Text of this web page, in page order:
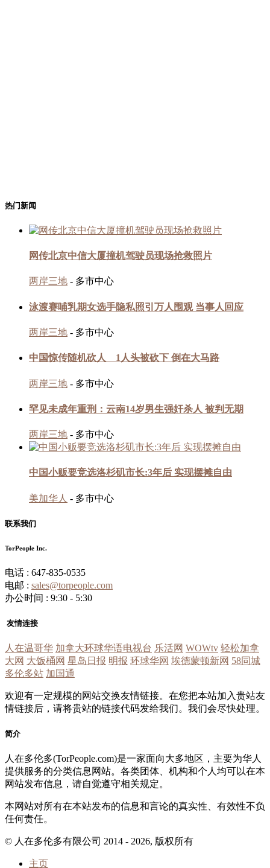
热门新闻
网传北京中信大厦撞机驾驶员现场抢救照片
两岸三地 - 多市中心
泳渡赛哺乳期女选手隐私照引万人围观 当事人回应
两岸三地 - 多市中心
中国惊传随机砍人 1人头被砍下 倒在大马路
两岸三地 - 多市中心
罕见未成年重刑：云南14岁男生强奸杀人 被判无期
两岸三地 - 多市中心
中国小贩要竞选洛杉矶市长:3年后 实现摆摊自由
美加华人 - 多市中心
联系我们
TorPeople Inc.
电话 : 647-835-0535
电邮 : sales@torpeople.com
办公时间 : 9:30 - 5:30
友情连接
人在温哥华 加拿大环球华语电视台 乐活网 WOWtv 轻松加拿
大网 大饭桶网 星岛日报 明报 环球华网 埃德蒙顿新网 58同城
多伦多站 加国通
欢迎有一定规模的网站交换友情链接。在您把本站加入贵站友
情链接后，请将贵站的链接代码发给我们。我们会尽快处理。
简介
人在多伦多(TorPeople.com)是一家面向大多地区，主要为华人
提供服务的分类信息网站。各类团体、机构和个人均可以在本
网站发布信息，请自觉遵守相关规定。
本网站对所有在本站发布的信息和言论的真实性、有效性不负
任何责任。
© 人在多伦多有限公司 2014 - 2026, 版权所有
主页